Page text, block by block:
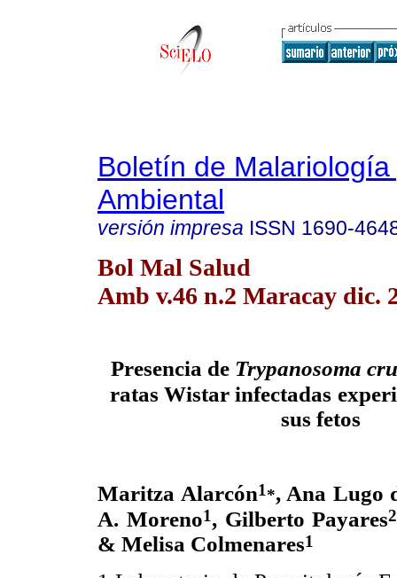
Boletín de
Ambiental
versión impresa ISSN 1690-
Bol Mal Salud
Amb v.46 n.2 Maracay dic.
Presencia de Trypanosoma
ratas Wistar infectadas
sus fetos
Maritza Alarcón1*, Ana Lugo
A. Moreno1, Gilberto Payares2
& Melisa Colmenares1